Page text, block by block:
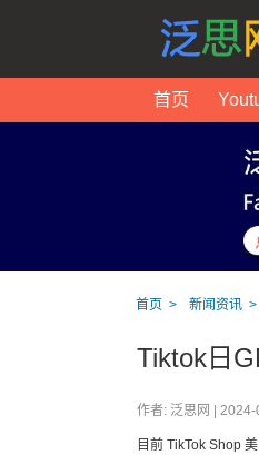
首页
首页 新闻资讯
Tiktok日
作者: 泛思网 | 2024-
目前 TikTok Shop